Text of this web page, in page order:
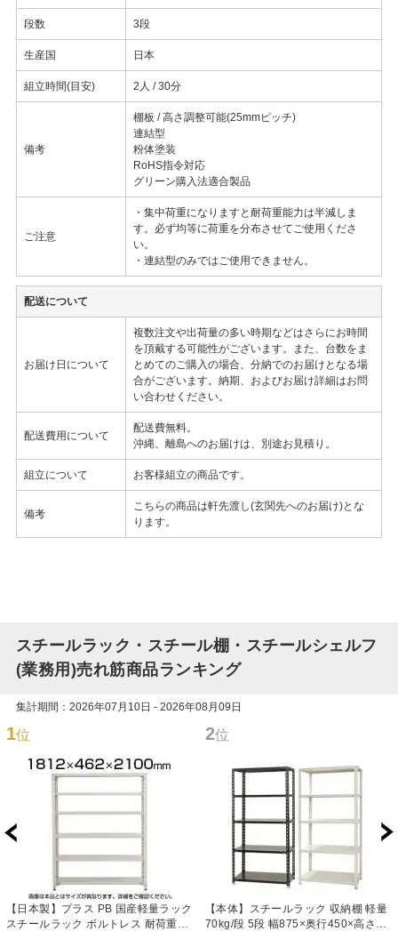
段数 3段
生産国 日本
組立時間(目安) 2人 / 30分
備考
棚板 / 高さ調整可能(25mmピッチ)
連結型
粉体塗装
RoHS指令対応
グリーン購入法適合製品
ご注意
・集中荷重になりますと耐荷重能力は半減しま
す。必ず均等に荷重を分布させてご使用くださ
い。
・連結型のみではご使用できません。
配送について
お届け日について
複数注文や出荷量の多い時期などはさらにお時間
を頂戴する可能性がございます。また、台数をま
とめてのご購入の場合、分納でのお届けとなる場
合がございます。納期、およびお届け詳細はお問
い合わせください。
配送費用について
配送費無料。
沖縄、離島へのお届けは、別途お見積り。
組立について お客様組立の商品です。
備考
こちらの商品は軒先渡し(玄関先へのお届け)とな
ります。
スチールラック・スチール棚・スチールシェルフ
(業務用)売れ筋商品ランキング
集計期間：2026年07月10日 - 2026年08月09日
1位
【日本製】プラス PB 国産軽量ラック
スチールラック ボルトレス 耐荷重
2位
【本体】スチールラック 収納棚 軽量
70kg/段 5段 幅875×奥行450×高さ